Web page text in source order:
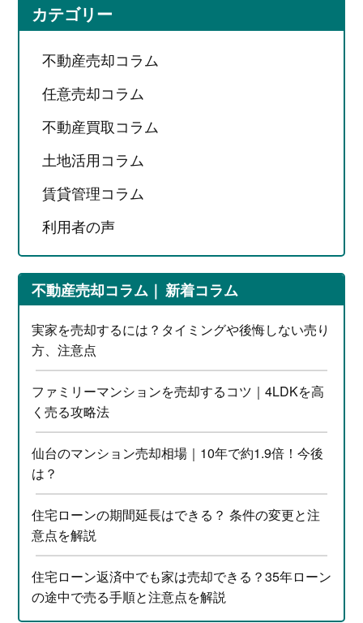
カテゴリー
不動産売却コラム
任意売却コラム
不動産買取コラム
土地活用コラム
賃貸管理コラム
利用者の声
不動産売却コラム 新着コラム
実家を売却するには？タイミングや後悔しない売り
方、注意点
ファミリーマンションを売却するコツ｜4LDKを高
く売る攻略法
仙台のマンション売却相場｜10年で約1.9倍！今後
は？
住宅ローンの期間延長はできる？ 条件の変更と注
意点を解説
住宅ローン返済中でも家は売却できる？35年ローン
の途中で売る手順と注意点を解説